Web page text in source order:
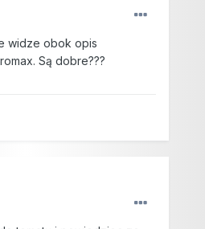
widze obok opis
Są dobre???